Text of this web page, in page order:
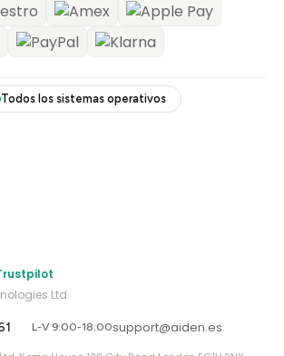
Todos los sistemas operativos
Ltd
L-V 9:00-18:00support@aiden.es